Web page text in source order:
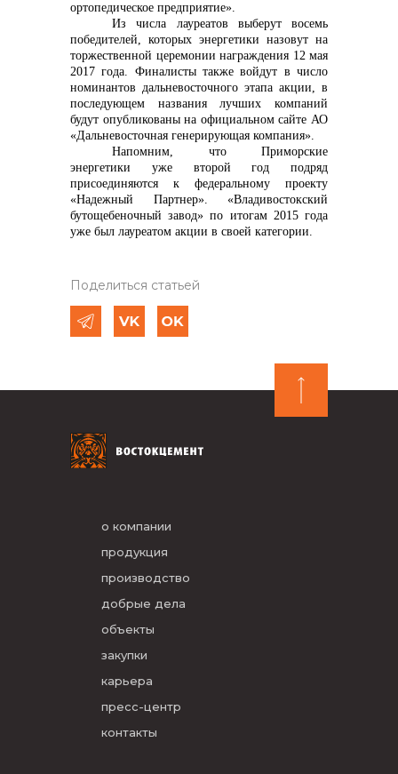
ортопедическое предприятие».
Из числа лауреатов выберут восемь
победителей, которых энергетики назовут на
торжественной церемонии награждения 12 мая
2017 года. Финалисты также войдут в число
номинантов дальневосточного этапа акции, в
последующем названия лучших компаний
будут опубликованы на официальном сайте АО
«Дальневосточная генерирующая компания».
Напомним, что Приморские
энергетики уже второй год подряд
присоединяются к федеральному проекту
«Надежный Партнер». «Владивостокский
бутощебеночный завод» по итогам 2015 года
уже был лауреатом акции в своей категории.
Поделиться статьей
о компании
продукция
производство
добрые дела
объекты
закупки
карьера
пресс-центр
контакты